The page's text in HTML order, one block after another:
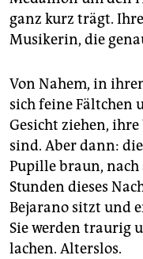
ganz kurz trägt.
Musikerin, die
Von Nahem, in
sich feine Fältchen
Gesicht ziehen,
sind. Aber dann:
Pupille braun,
Stunden dieses
Bejarano sitzt und
Sie werden traurig
lachen. Alterslos.